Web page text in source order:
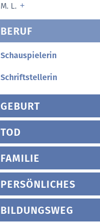
M. L.
BERUF
Schauspielerin
Schriftstellerin
GEBURT
TOD
FAMILIE
PERSÖNLICHES
BILDUNGSWEG